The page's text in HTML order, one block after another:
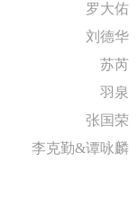
罗大佑
刘德华
苏芮
羽泉
张国荣
李克勤&谭咏麟